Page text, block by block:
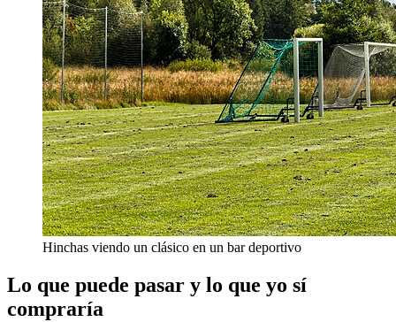
Hinchas viendo un clásico en un bar deportivo
Lo que puede pasar y lo que yo sí
compraría